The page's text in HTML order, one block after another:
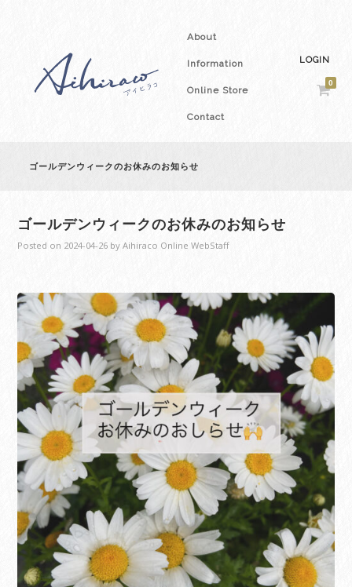
About
Information
Online Store
Contact
LOGIN
0
ゴールデンウィークのお休みのお知らせ
ゴールデンウィークのお休みのお知らせ
Posted on 2024-04-26 byAihiraco Online WebStaff